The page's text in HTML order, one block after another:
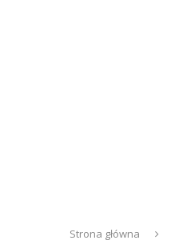
Strona główna